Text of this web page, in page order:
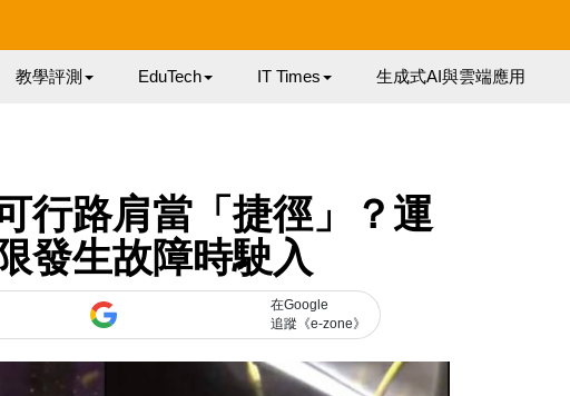
教學評測 EduTech IT Times 生成式AI與雲端應用
行路肩當「捷徑」？運
發生故障時駛入
在Google
追蹤《e-zone》